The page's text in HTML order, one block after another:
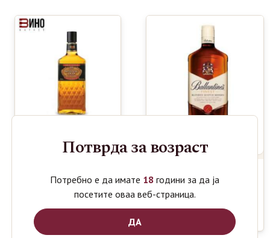
SPECIAL
739 ден
BALLANTINE’S
FINEST
1320
Потврда за возраст
Потребно е да имате 18 години за да ја
посетите оваа веб-страница.
ДА